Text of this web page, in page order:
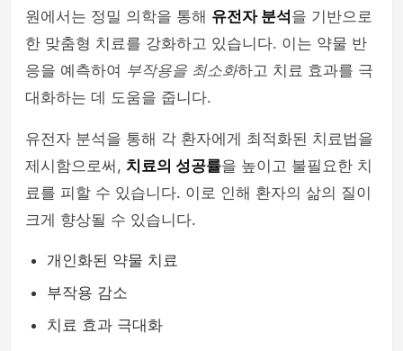
원에서는 정밀 의학을 통해 유전자 분석을 기반으로
한 맞춤형 치료를 강화하고 있습니다. 이는 약물 반
응을 예측하여 부작용을 최소화하고 치료 효과를 극
대화하는 데 도움을 줍니다.
유전자 분석을 통해 각 환자에게 최적화된 치료법을
제시함으로써, 치료의 성공률을 높이고 불필요한 치
료를 피할 수 있습니다. 이로 인해 환자의 삶의 질이
크게 향상될 수 있습니다.
개인화된 약물 치료
부작용 감소
치료 효과 극대화